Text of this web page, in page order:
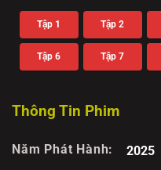
Tập 1 Tập 2
Tập 6 Tập 7
Thông Tin Phim
Năm Phát Hành:
2025